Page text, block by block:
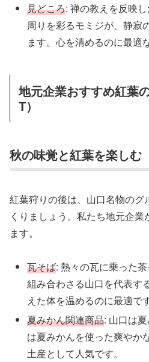
見どころ: 禅の教えを反映
周りを彩るモミジが、静寂
ます。心を清めるのに最適
地元企業おすすめ紅葉
T）
秋の味覚と紅葉を楽しむ
紅葉狩りの後は、山口名物のグ
くりましょう。私たち地元企
ます。
瓦そば: 熱々の瓦に乗った
組み合わさる山口を代表す
えた体を温めるのに最適です
夏みかん関連商品: 山口は
は夏みかんを使った爽やか
土産として人気です。